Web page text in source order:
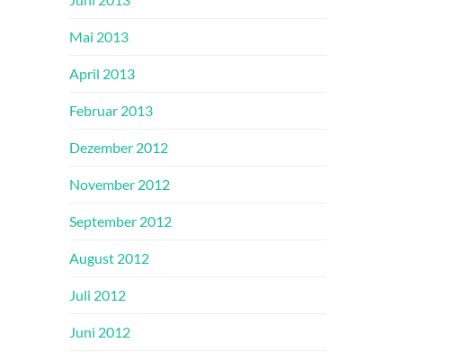
Mai 2013
April 2013
Februar 2013
Dezember 2012
November 2012
September 2012
August 2012
Juli 2012
Juni 2012